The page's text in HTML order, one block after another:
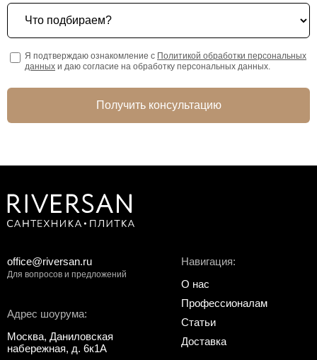
Что подбираем?
Я подтверждаю ознакомление с Политикой обработки персональных
данных и даю согласие на обработку персональных данных.
Получить консультацию
Адрес шоурума:
Москва, Даниловская
набережная, д. 6к1А
Навигация:
О нас
Профессионалам
Статьи
Доставка
office@riversan.ru
Для вопросов и предложений